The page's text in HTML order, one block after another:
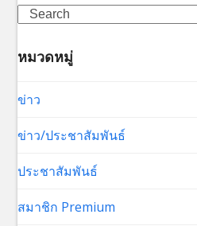
Search
หมวดหมู่
ข่าว
ข่าว/ประชาสัมพันธ์
ประชาสัมพันธ์
สมาชิก Premium